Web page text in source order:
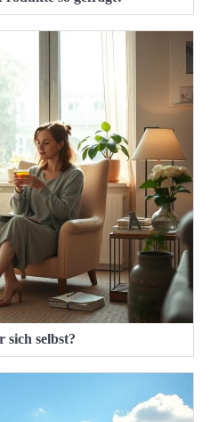
sich selbst?